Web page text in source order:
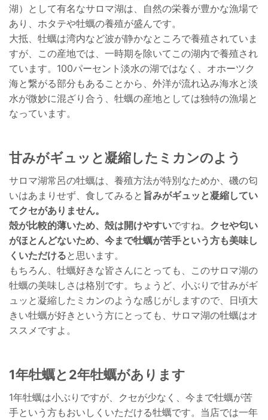
湖）として有名なサロマ湖は、自然の栄養が豊かな漁場で
あり、ホタテや牡蠣の養殖が盛んです。
大抵、牡蠣は湾内など波が静かなところで養殖されていま
すが、この産地では、一時期を除いてこの湖内で養殖され
ています。100パーセント淡水の湖ではなく、オホーツク
海と繋がる部分もあることから、外洋が流れ込み海水と淡
水が微妙に混ざり合う、牡蠣の産地としては独特の漁場と
なっています。
甘みがギュッと凝縮したミカンのよう
サロマ湖常呂の牡蠣は、養殖方法が特別なためか、磯の匂
いはあまりせず、食してみると 旨みがギュッと凝縮してい
てクセがありません。
殻が比較的薄いため、殻は開けやすいですね。 クセや匂い
がほとんどないため、今まで牡蠣が苦手という方も美味し
くいただけると思います。
もちろん、牡蠣好きな皆さんにとっても、このサロマ湖の
牡蠣の美味しさは格別です。ちょうど、小ぶりで甘みがギ
ュッと凝縮したミカンのような感じがしますので、日頃大
きい牡蠣が好きという方にとっても、サロマ湖の牡蠣はオ
ススメですよ。
1年牡蠣と2年牡蠣があります
1年牡蠣は小ぶりですが、クセが少なく、今まで牡蠣が苦
手という方もおいしくいただける牡蠣です。当店では一年